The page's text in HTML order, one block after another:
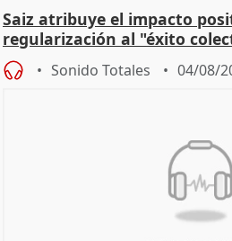
Saiz atribuye el impacto
regularización al "éxito
Sonido Totales 04/08/